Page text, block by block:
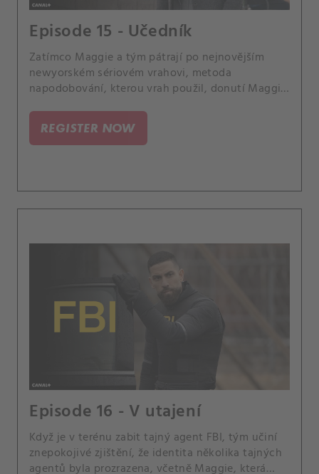
Episode 15 - Učedník
Zatímco Maggie a tým pátrají po nejnovějším
newyorském sériovém vrahovi, metoda
napodobování, kterou vrah použil, donutí Maggie
slashera, kterého poslala za mříže.
REGISTER NOW
Episode 16 - V utajení
Když je v terénu zabit tajný agent FBI, tým učiní
znepokojivé zjištění, že identita několika tajných
agentů byla prozrazena, včetně Maggie, která